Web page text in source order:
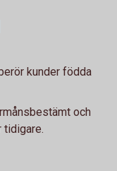
kunder födda
och
tidigare.